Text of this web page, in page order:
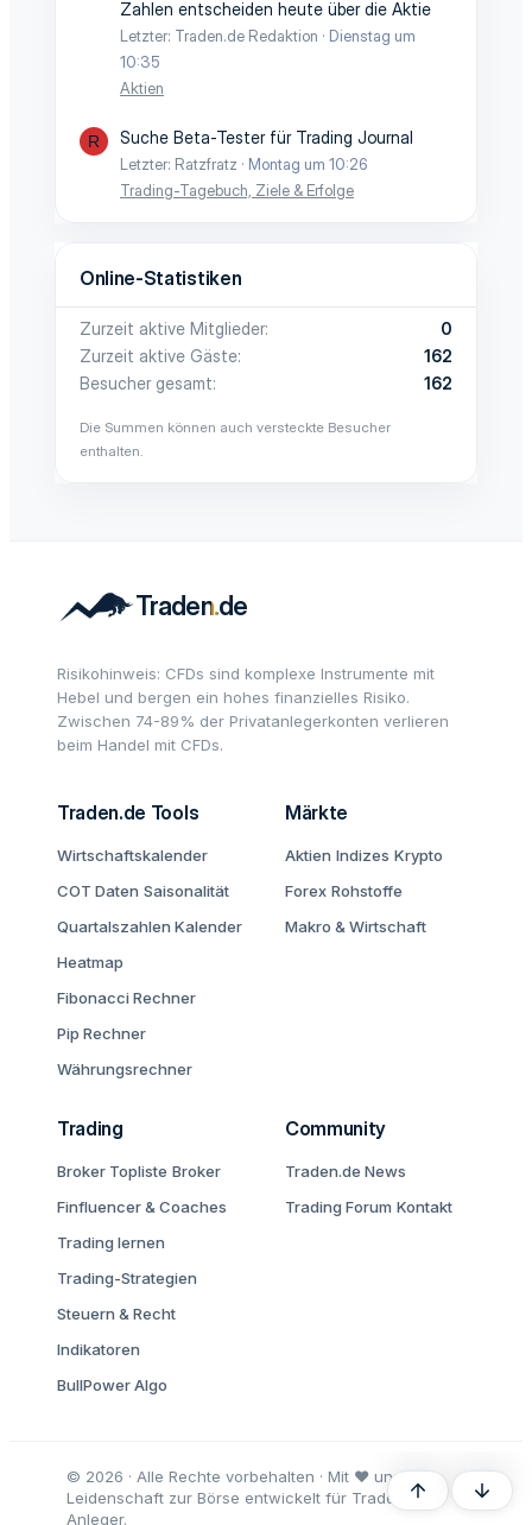
Zahlen entscheiden heute über die Aktie
Letzter: Traden.de Redaktion
Dienstag um
10:35
Aktien
R Suche Beta-Tester für Trading Journal
Letzter: Ratzfratz
Montag um 10:26
Trading-Tagebuch, Ziele & Erfolge
Online-Statistiken
Zurzeit aktive Mitglieder
0
Zurzeit aktive Gäste
162
Besucher gesamt
162
Die Summen können auch versteckte Besucher
enthalten.
Risikohinweis: CFDs sind komplexe Instrumente mit
Hebel und bergen ein hohes finanzielles Risiko.
Zwischen 74-89% der Privatanlegerkonten verlieren
beim Handel mit CFDs.
Traden.de Tools
Wirtschaftskalender
COT Daten Saisonalität
Quartalszahlen Kalender
Heatmap
Fibonacci Rechner
Pip Rechner
Währungsrechner
Märkte
Aktien Indizes Krypto
Forex Rohstoffe
Makro & Wirtschaft
Trading
Broker Topliste Broker
Finfluencer & Coaches
Trading lernen
Trading-Strategien
Steuern & Recht
Indikatoren
BullPower Algo
Community
Traden.de News
Trading Forum Kontakt
© 2026 · Alle Rechte vorbehalten · Mit ♥ und
Leidenschaft zur Börse entwickelt für Trader und
Anleger.
Oben Unten